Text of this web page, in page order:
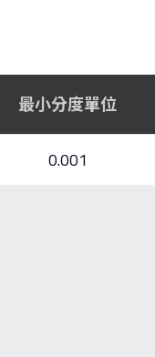
最小分度單位
0.001